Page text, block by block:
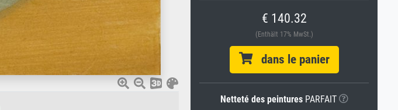
€ 140.32
(Enthält 17% MwSt.)
dans le panier
Netteté des peinturesPARFAIT